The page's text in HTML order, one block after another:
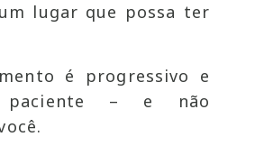
lugar que possa ter
é progressivo e
– e não